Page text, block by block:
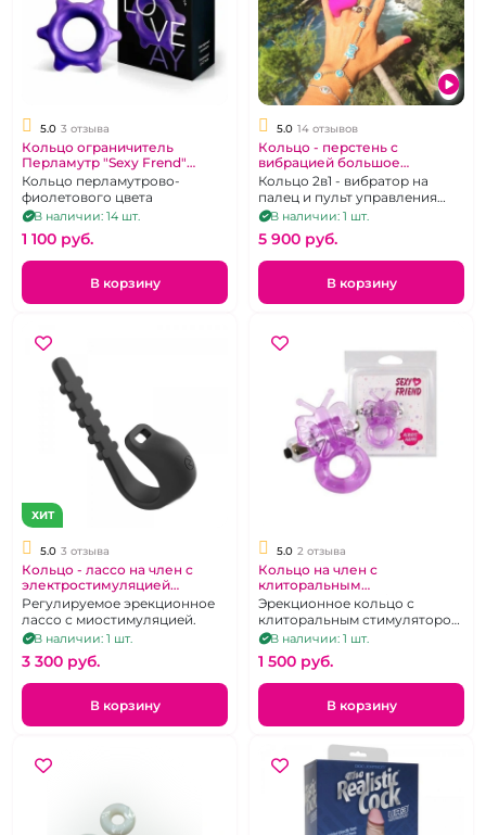
5.0 3 отзыва
Кольцо ограничитель
Перламутр "Sexy Frend"
силикон фиолетовое
Кольцо перламутрово-
фиолетового цвета
В наличии: 14 шт.
1 100 pуб.
В корзину
5.0 14 отзывов
Кольцо - перстень с
вибрацией большое
перезаряжаемое "G - Ring"
XL фиолетовое
Кольцо 2в1 - вибратор на
палец и пульт управления
пробкой/вибратором G-real
В наличии: 1 шт.
5 900 pуб.
В корзину
ХИТ
5.0 3 отзыва
Кольцо - лассо на член с
электростимуляцией
регулируемый диаметр "S-
hande" Lightning ring черное
Регулируемое эрекционное
лассо с миостимуляцией.
В наличии: 1 шт.
3 300 pуб.
В корзину
5.0 2 отзыва
Кольцо на член с
клиторальным
стимулятором Бабочка "Sexy
Friend" сиреневое
Эрекционное кольцо с
клиторальным стимулятором
в виде бабочки с вибрацией
В наличии: 1 шт.
1 500 pуб.
В корзину